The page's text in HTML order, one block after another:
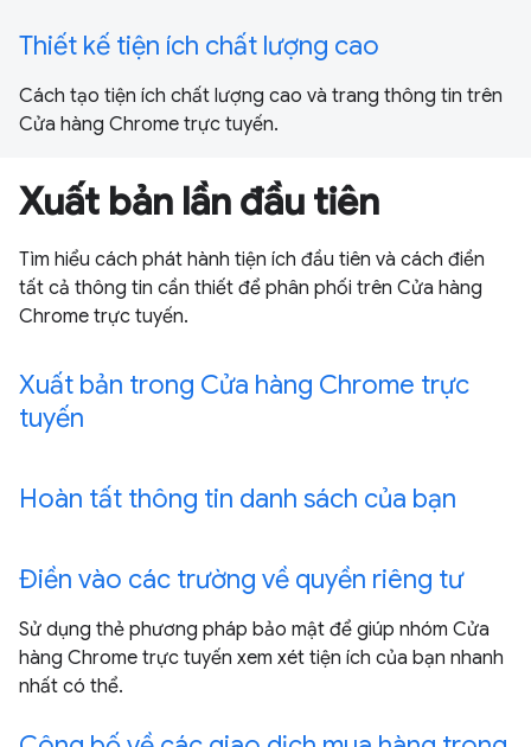
Thiết kế tiện ích chất lượng cao
Cách tạo tiện ích chất lượng cao và trang thông tin trên
Cửa hàng Chrome trực tuyến.
Xuất bản lần đầu tiên
Tìm hiểu cách phát hành tiện ích đầu tiên và cách điền
tất cả thông tin cần thiết để phân phối trên Cửa hàng
Chrome trực tuyến.
Xuất bản trong Cửa hàng Chrome trực
tuyến
Hoàn tất thông tin danh sách của bạn
Điền vào các trường về quyền riêng tư
Sử dụng thẻ phương pháp bảo mật để giúp nhóm Cửa
hàng Chrome trực tuyến xem xét tiện ích của bạn nhanh
nhất có thể.